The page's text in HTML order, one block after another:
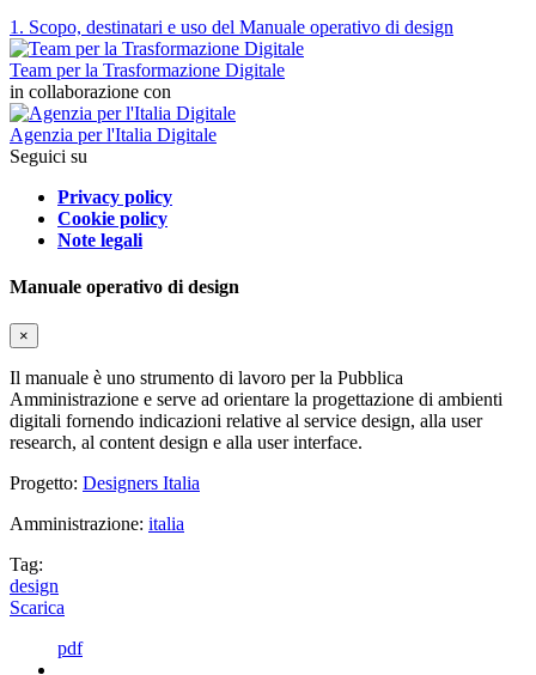
1. Scopo, destinatari e uso del Manuale operativo di design
Team per la Trasformazione Digitale
in collaborazione con
Agenzia per l'Italia Digitale
Seguici su
Privacy policy
Cookie policy
Note legali
Manuale operativo di design
×
Il manuale è uno strumento di lavoro per la Pubblica
Amministrazione e serve ad orientare la progettazione di ambienti
digitali fornendo indicazioni relative al service design, alla user
research, al content design e alla user interface.
Progetto: Designers Italia
Amministrazione: italia
Tag:
design
Scarica
pdf